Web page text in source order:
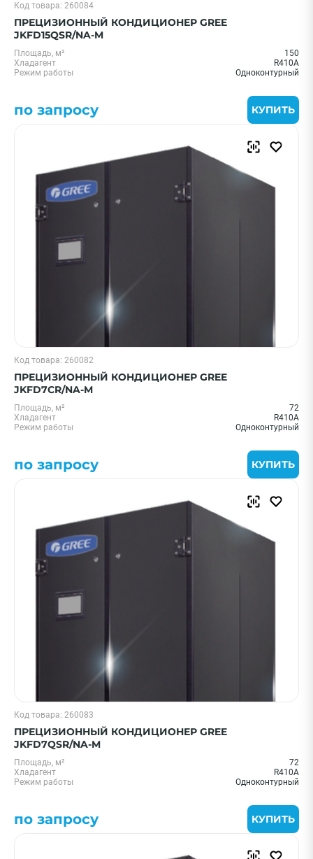
Код товара: 260084
ПРЕЦИЗИОННЫЙ КОНДИЦИОНЕР GREE
JKFD15QSR/NA-M
Площадь, м²
150
Хладагент
R410A
Режим работы
Одноконтурный
по запросу КУПИТЬ
Код товара: 260082
ПРЕЦИЗИОННЫЙ КОНДИЦИОНЕР GREE
JKFD7CR/NA-M
Площадь, м²
72
Хладагент
R410A
Режим работы
Одноконтурный
по запросу КУПИТЬ
Код товара: 260083
ПРЕЦИЗИОННЫЙ КОНДИЦИОНЕР GREE
JKFD7QSR/NA-M
Площадь, м²
72
Хладагент
R410A
Режим работы
Одноконтурный
по запросу КУПИТЬ